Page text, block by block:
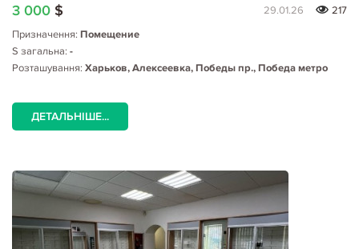
3 000 $ 29.01.26
217
Призначення: Помещение
S загальна: -
Розташування: Харьков, Алексеевка, Победы пр., Победа метро
ДЕТАЛЬНІШЕ...